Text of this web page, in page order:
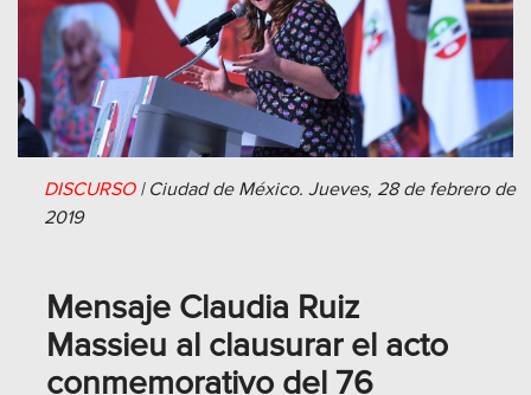
DISCURSO| Ciudad de México. Jueves, 28 de febrero de
2019
Mensaje Claudia Ruiz
Massieu al clausurar el acto
conmemorativo del 76